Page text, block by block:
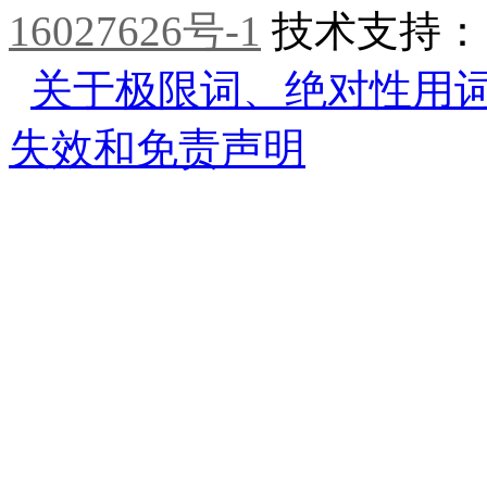
16027626号-1 技术支持
关于极限词、绝对性用
失效和免责声明